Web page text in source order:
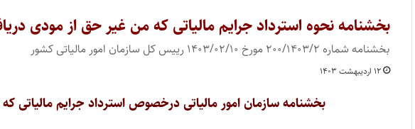
بخشنامه نحوه استرداد جرایم مالیاتی که من غیر حق از مودی
بخشنامه شماره ۲۰۰/۱۴۰۳/۲ مورخ ۱۴۰۳/۰۲/۱۰ رییس کل سازمان امور مالیاتی کشور
۱۲ اردیبهشت ۱۴۰۳
بخشنامه سازمان امور مالیاتی درخصوص استرداد جرایم